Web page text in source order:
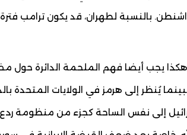
بالنسبة لطهران، قد يكون ترامب فترة
"هكذا يجب أيضا فهم الملحمة الدائرة حول
يُنظر إلى هرمز في الولايات المتحدة
إلى نفس الساحة كجزء من منظومة ردع